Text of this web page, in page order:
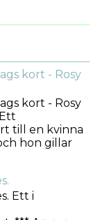
kort - Rosy
kort - Rosy
till en kvinna
hon gillar
Ett i